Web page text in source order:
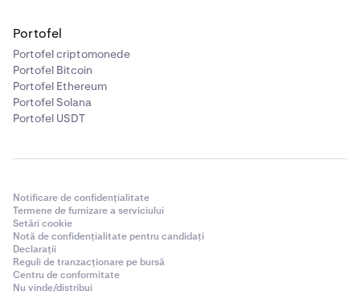
Portofel
Portofel criptomonede
Portofel Bitcoin
Portofel Ethereum
Portofel Solana
Portofel USDT
Notificare de confidențialitate
Termene de furnizare a serviciului
Setări cookie
Notă de confidențialitate pentru candidați
Declarații
Reguli de tranzacționare pe bursă
Centru de conformitate
Nu vinde/distribui